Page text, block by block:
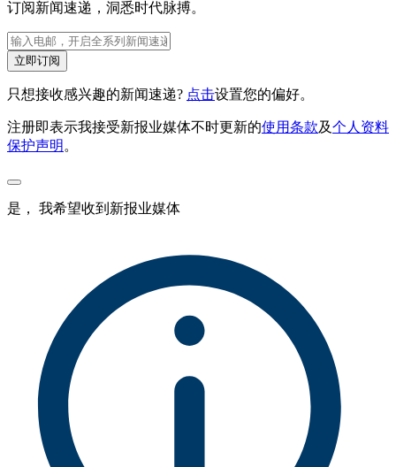
订阅新闻速递，洞悉时代脉搏。
立即订阅
只想接收感兴趣的新闻速递? 点击设置您的偏好。
注册即表示我接受新报业媒体不时更新的使用条款及个人资料
保护声明 。
是， 我希望收到新报业媒体